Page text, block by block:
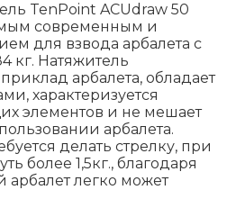
TenPoint ACUdraw 50
современным и
для взвода арбалета с
кг. Натяжитель
арбалета, обладает
характеризуется
элементов и не мешает
арбалета.
делать стрелку, при
более 1,5кг., благодаря
легко может